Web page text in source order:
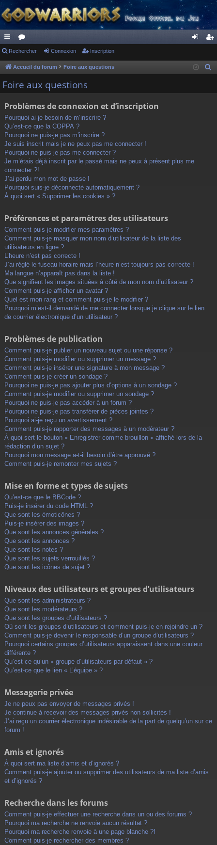
ac
co
ur
s
or
u ne cri
Rechercher Connexion Inscription
Accueil du forum Foire aux questions
Foire aux questions
Problèmes de connexion et d’inscription
Pourquoi ai-je besoin de m’inscrire ?
Qu’est-ce que la COPPA ?
Pourquoi ne puis-je pas m’inscrire ?
Je suis inscrit mais je ne peux pas me connecter !
Pourquoi ne puis-je pas me connecter ?
Je m’étais déjà inscrit par le passé mais ne peux à présent plus me
connecter ?!
J’ai perdu mon mot de passe !
Pourquoi suis-je déconnecté automatiquement ?
À quoi sert « Supprimer les cookies » ?
Préférences et paramètres des utilisateurs
Comment puis-je modifier mes paramètres ?
Comment puis-je masquer mon nom d’utilisateur de la liste des
utilisateurs en ligne ?
L’heure n’est pas correcte !
J’ai réglé le fuseau horaire mais l’heure n’est toujours pas correcte !
Ma langue n’apparaît pas dans la liste !
Que signifient les images situées à côté de mon nom d’utilisateur ?
Comment puis-je afficher un avatar ?
Quel est mon rang et comment puis-je le modifier ?
Pourquoi m’est-il demandé de me connecter lorsque je clique sur le lien
de courrier électronique d’un utilisateur ?
Problèmes de publication
Comment puis-je publier un nouveau sujet ou une réponse ?
Comment puis-je modifier ou supprimer un message ?
Comment puis-je insérer une signature à mon message ?
Comment puis-je créer un sondage ?
Pourquoi ne puis-je pas ajouter plus d’options à un sondage ?
Comment puis-je modifier ou supprimer un sondage ?
Pourquoi ne puis-je pas accéder à un forum ?
Pourquoi ne puis-je pas transférer de pièces jointes ?
Pourquoi ai-je reçu un avertissement ?
Comment puis-je rapporter des messages à un modérateur ?
À quoi sert le bouton « Enregistrer comme brouillon » affiché lors de la
rédaction d’un sujet ?
Pourquoi mon message a-t-il besoin d’être approuvé ?
Comment puis-je remonter mes sujets ?
Mise en forme et types de sujets
Qu’est-ce que le BBCode ?
Puis-je insérer du code HTML ?
Que sont les émoticônes ?
Puis-je insérer des images ?
Que sont les annonces générales ?
Que sont les annonces ?
Que sont les notes ?
Que sont les sujets verrouillés ?
Que sont les icônes de sujet ?
Niveaux des utilisateurs et groupes d’utilisateurs
Que sont les administrateurs ?
Que sont les modérateurs ?
Que sont les groupes d’utilisateurs ?
Où sont les groupes d’utilisateurs et comment puis-je en rejoindre un ?
Comment puis-je devenir le responsable d’un groupe d’utilisateurs ?
Pourquoi certains groupes d’utilisateurs apparaissent dans une couleur
différente ?
Qu’est-ce qu’un « groupe d’utilisateurs par défaut » ?
Qu’est-ce que le lien « L’équipe » ?
Messagerie privée
Je ne peux pas envoyer de messages privés !
Je continue à recevoir des messages privés non sollicités !
J’ai reçu un courrier électronique indésirable de la part de quelqu’un sur ce
forum !
Amis et ignorés
À quoi sert ma liste d’amis et d’ignorés ?
Comment puis-je ajouter ou supprimer des utilisateurs de ma liste d’amis
et d’ignorés ?
Recherche dans les forums
Comment puis-je effectuer une recherche dans un ou des forums ?
Pourquoi ma recherche ne renvoie aucun résultat ?
Pourquoi ma recherche renvoie à une page blanche ?!
Comment puis-je rechercher des membres ?